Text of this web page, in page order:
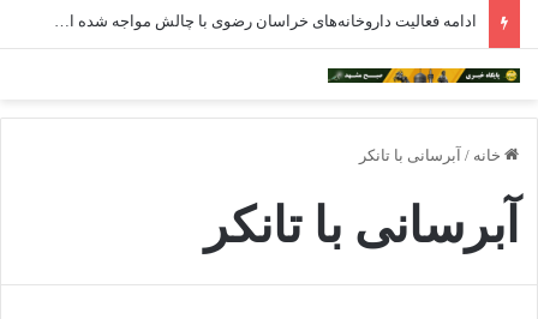
ادامه فعالیت داروخانه‌های خراسان رضوی با چالش مواجه شده است
خانه / آبرسانی با تانکر
آبرسانی با تانکر